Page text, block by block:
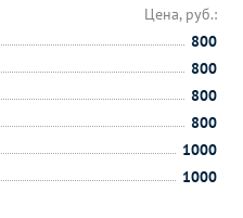
Цена, руб.:
800
800
800
800
1000
1000